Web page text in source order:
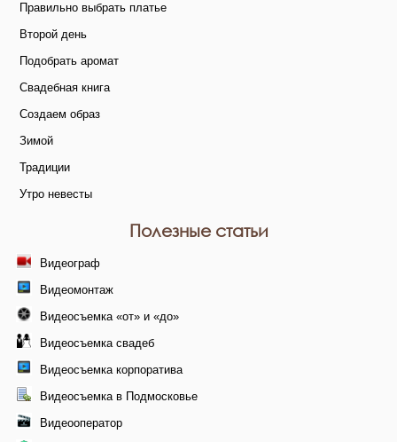
Правильно выбрать платье
Второй день
Подобрать аромат
Свадебная книга
Создаем образ
Зимой
Традиции
Утро невесты
Полезные статьи
Видеограф
Видеомонтаж
Видеосъемка «от» и «до»
Видеосъемка свадеб
Видеосъемка корпоратива
Видеосъемка в Подмосковье
Видеооператор